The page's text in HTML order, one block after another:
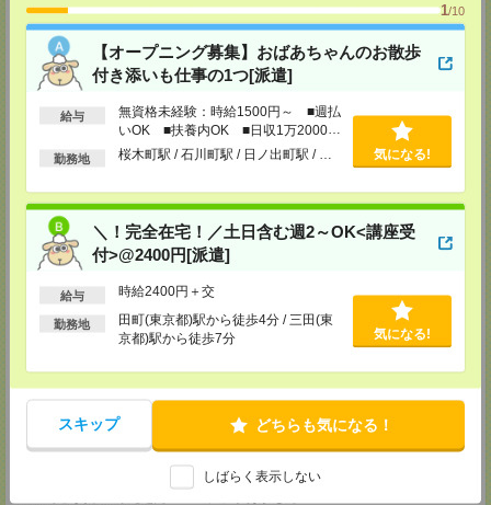
1/10
【オープニング募集】おばあちゃんのお散歩
付き添いも仕事の1つ[派遣]
給与
無資格未経験：時給1500円～ ■週払
いOK ■扶養内OK ■日収1万2000円
以上
勤務地 桜木町駅 / 石川町駅 / 日ノ出町駅 / … 気になる!
＼！完全在宅！／土日含む週2～OK<講座受
付>@2400円[派遣]
給与 時給2400円＋交
勤務地
田町(東京都)駅から徒歩4分 / 三田(東
京都)駅から徒歩7分
気になる!
スキップ どちらも気になる！
しばらく表示しない
〒252-0231
神奈川県相模原市中央区相模原4-1-20 アルファビル 3F
TEL：042-786-5601
FAX：042-786-5602
MAIL：info@n-workplace.jp
担当：派遣スタッフさん採用担当
受付可能日時：TEL:平日9:00～18:00 Web:24h受付OK
株式会社日本ワークプレイス 平塚事務所
神奈川県平塚市八重咲町 6ー1 平塚南口駅前ビル 6F
TEL：0463-20-4080
FAX：0463-20-4081
MAIL：info@n-workplace.jp
担当：派遣スタッフさん採用担当
受付可能日時：TEL:平日9:00～18:00 Web:24h受付OK
株式会社日本ワークプレイス 中部支店
〒491ー0858
愛知県一宮市栄1ー3ー29 東海ビル 3F
FAX：0586-26-0551
MAIL：info@n-workplace.jp
受付可能日時：TEL:平日9:00～18:00 Web:24h受付OK